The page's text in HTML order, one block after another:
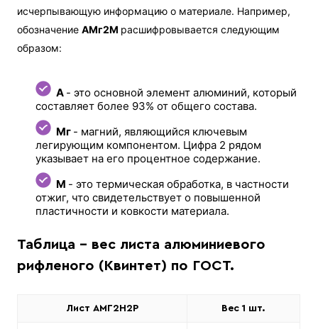
исчерпывающую информацию о материале. Например,
обозначениеАМг2М расшифровывается следующим
образом:
А - это основной элемент алюминий, который
составляет более 93% от общего состава.
Мг - магний, являющийся ключевым
легирующим компонентом. Цифра 2 рядом
указывает на его процентное содержание.
М - это термическая обработка, в частности
отжиг, что свидетельствует о повышенной
пластичности и ковкости материала.
Таблица - вес листа алюминиевого
рифленого (Квинтет) по ГОСТ.
Лист АМГ2Н2Р Вес 1 шт.